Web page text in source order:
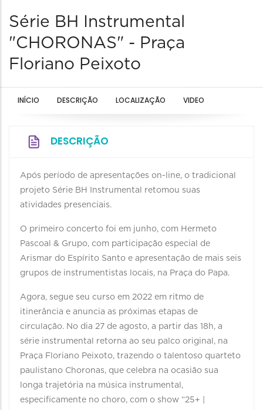
Série BH Instrumental
"CHORONAS" - Praça
Floriano Peixoto
INÍCIO DESCRIÇÃO LOCALIZAÇÃO VIDEO
DESCRIÇÃO
Após período de apresentações on-line, o tradicional
projeto Série BH Instrumental retomou suas
atividades presenciais.
O primeiro concerto foi em junho, com Hermeto
Pascoal & Grupo, com participação especial de
Arismar do Espírito Santo e apresentação de mais seis
grupos de instrumentistas locais, na Praça do Papa.
Agora, segue seu curso em 2022 em ritmo de
itinerância e anuncia as próximas etapas de
circulação. No dia 27 de agosto, a partir das 18h, a
série instrumental retorna ao seu palco original, na
Praça Floriano Peixoto, trazendo o talentoso quarteto
paulistano Choronas, que celebra na ocasião sua
longa trajetória na música instrumental,
especificamente no choro, com o show “25+ |